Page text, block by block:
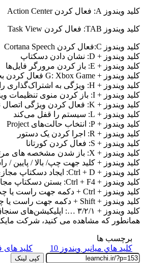
کلید ویندوز A: فعال کردن Action Center
کلید ویندوز TAB: فعال کردن Task View
کلید ویندوز C:فعال کردن Cortana Speech
کلید ویندوز + D: نشان دادن دسکتاپ
کلید ویندوز + E: باز کردن مرورگر فایل‌ها
کلید ویندوز + G: Xbox Game فعال کردن بخش جدید که به شما اجازه‌ ضبط بازی ‌ها یا گرفتن اسکرین شات از آنها را می‌دهد
کلید ویندوز + H: ویژگی به اشتراک‌گذاری را در اپلیکیشن‌های ویندوز ۱۰ فعال می‌کند
کلید ویندوز + I: باز کردن منوی تنظیمات ویندوز ۱۰
کلید ویندوز + K: فعال کردن ویژگی اتصال نمایشگرهای بی‌سیم و تجهیزات صوتی
کلید ویندوز + L: سیستم را قفل می‌کند
کلید ویندوز + P: انتخاب حالت‌های Project
کلید ویندوز + R: اجرا کردن یک دستور
کلید ویندوز + S: فعال کردن کورتانا
کلید ویندوز + X: باز شدن مشخصه های مرتبط با کاربران دارای استفاده‌ سنگین
کلید ویندوز + کلید جهت چپ/ بالا / پایین
کلید ویندوز + Ctrl + D: ایجاد دسکتاپ مجازی
کلید ویندوز + Ctrl + F4: بستن دسکتاپ مجازی
کلید ویندوز + Ctrl + دکمه جهت راست یا چپ: حرکت بین دسکتاپ‌ های مجازی
کلید ویندوز + Shift + دکمه جهت راست یا چپ: اپلیکیشن‌ها را از مانیتوری به مانیتور دیگر منتقل می‌کند
کلید ویندوز + ۳/۲/۱ …: اپلیکیشن‌های سنجاق یا پین شده به تسکبار را باز می‌کند. اولین اپلیکیشن از سمت چپ مربوط به شماره‌ یک خواهد بود
همانطور که مشاهده می کنید، شرکت مایکروسافت کلیدهای
برچسب ها
كليد هاي ميانبر ویندوز 10
کلید های
کپی لینک